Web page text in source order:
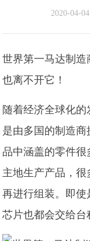
2020-04-
世界第一马达制造
也离不开它！
随着经济全球化
是由多国的制造
品中涵盖的零件
主地生产产品，很
再进行组装。即
芯片也都会交给台